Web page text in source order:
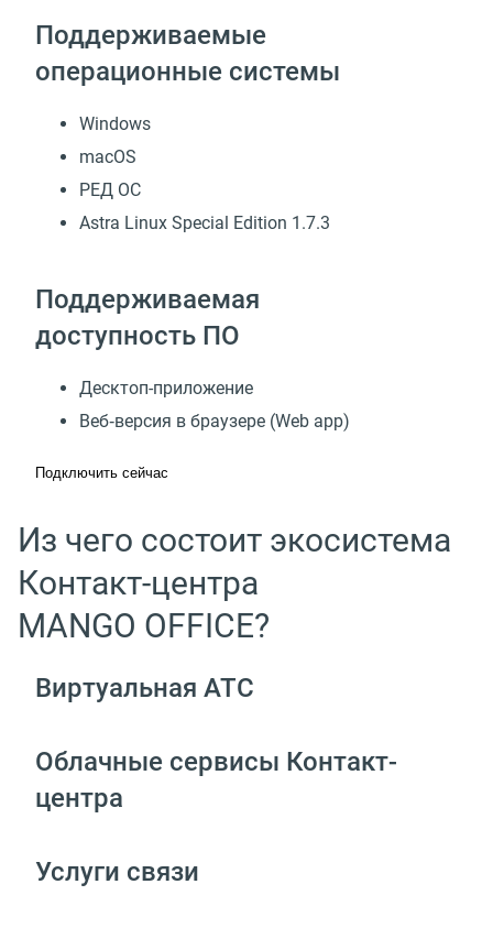
Поддерживаемые
операционные системы
Windows
macOS
РЕД ОС
Astra Linux Special Edition 1.7.3
Поддерживаемая
доступность ПО
Десктоп-приложение
Веб‑версия в браузере (Web app)
Подключить сейчас
Из чего состоит экосистема
Контакт-центра
MANGO OFFICE?
Виртуальная АТС
Облачные сервисы Контакт-
центра
Услуги связи